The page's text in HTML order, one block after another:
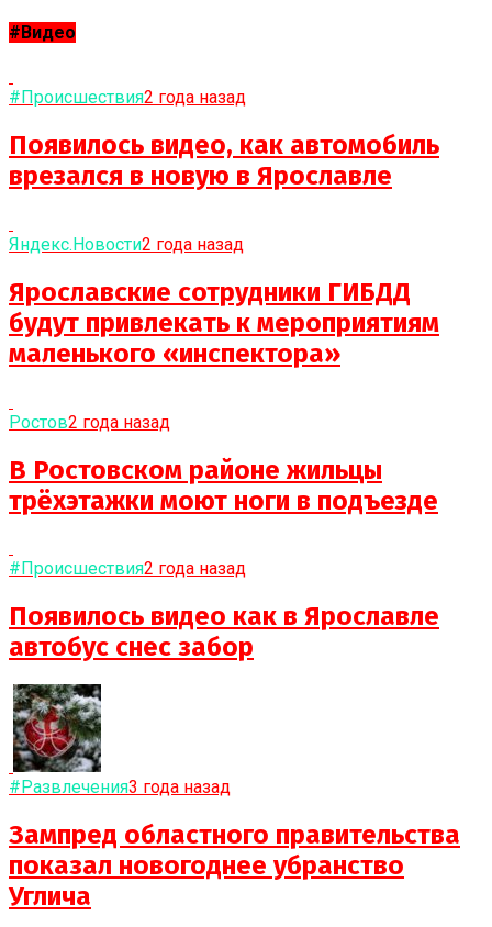
#Видео
#Происшествия2 года назад
Появилось видео, как автомобиль
врезался в новую в Ярославле
Яндекс.Новости2 года назад
Ярославские сотрудники ГИБДД
будут привлекать к мероприятиям
маленького «инспектора»
Ростов2 года назад
В Ростовском районе жильцы
трёхэтажки моют ноги в подъезде
#Происшествия2 года назад
Появилось видео как в Ярославле
автобус снес забор
#Развлечения3 года назад
Зампред областного правительства
показал новогоднее убранство
Углича